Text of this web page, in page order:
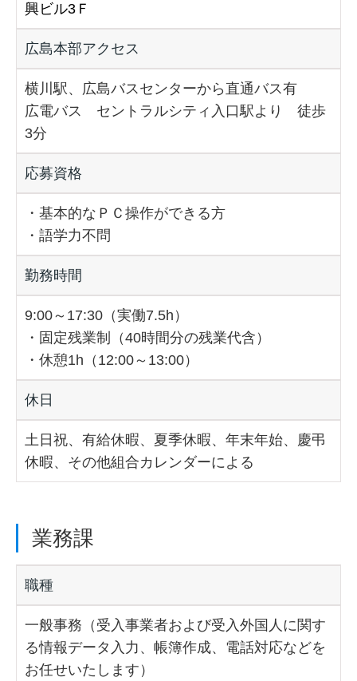
興ビル3Ｆ
広島本部アクセス
横川駅、広島バスセンターから直通バス有
広電バス セントラルシティ入口駅より 徒歩
3分
応募資格
・基本的なＰＣ操作ができる方
・語学力不問
勤務時間
9:00～17:30（実働7.5h）
・固定残業制（40時間分の残業代含）
・休憩1h（12:00～13:00）
休日
土日祝、有給休暇、夏季休暇、年末年始、慶弔
休暇、その他組合カレンダーによる
業務課
職種
一般事務（受入事業者および受入外国人に関す
る情報データ入力、帳簿作成、電話対応などを
お任せいたします）